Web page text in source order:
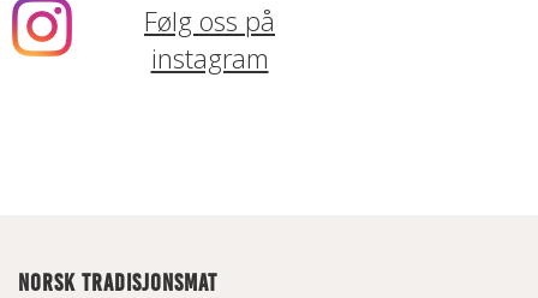
Følg oss på
instagram
NORSK TRADISJONSMAT